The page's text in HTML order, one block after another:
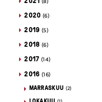
(8)
2020 (6)
2019 (5)
2018 (6)
2017 (14)
2016 (16)
MARRASKUU (2)